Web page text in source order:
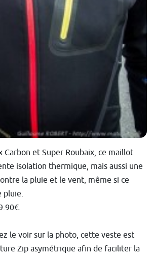
Carbon et Super Roubaix, ce maillot
isolation thermique, mais aussi une
la pluie et le vent, même si ce
pluie.
le voir sur la photo, cette veste est
Zip asymétrique afin de faciliter la